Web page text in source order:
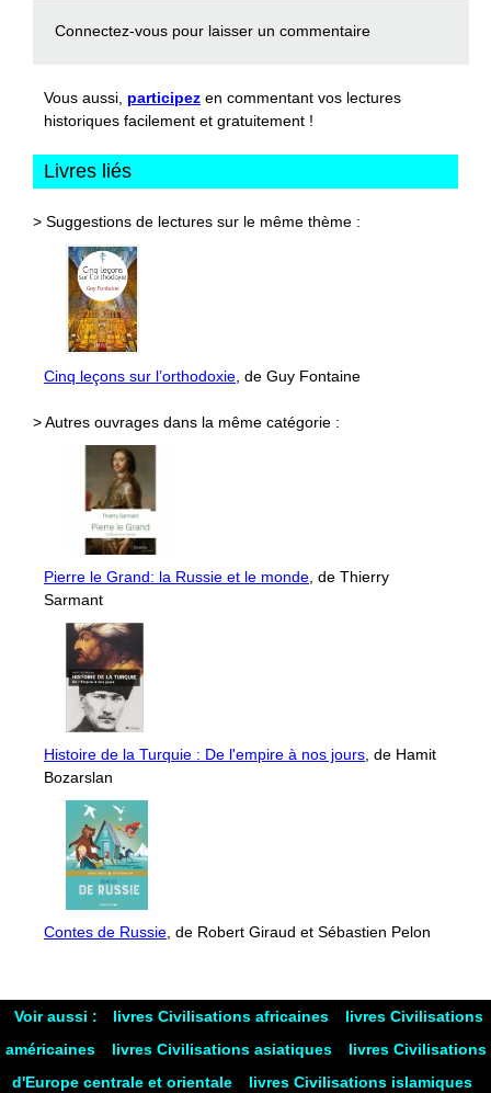
Connectez-vous pour laisser un commentaire
Vous aussi, participez en commentant vos lectures
historiques facilement et gratuitement !
Livres liés
> Suggestions de lectures sur le même thème :
Cinq leçons sur l’orthodoxie , de Guy Fontaine
> Autres ouvrages dans la même catégorie :
Pierre le Grand: la Russie et le monde , de Thierry
Sarmant
Histoire de la Turquie : De l'empire à nos jours , de Hamit
Bozarslan
Contes de Russie , de Robert Giraud et Sébastien Pelon
Voir aussi : livres Civilisations africaines
livres Civilisations
américaines
livres Civilisations asiatiques
livres Civilisations
d'Europe centrale et orientale
livres Civilisations islamiques